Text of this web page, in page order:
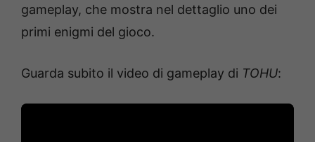
gameplay, che mostra nel dettaglio uno dei
primi enigmi del gioco.
Guarda subito il video di gameplay di TOHU: